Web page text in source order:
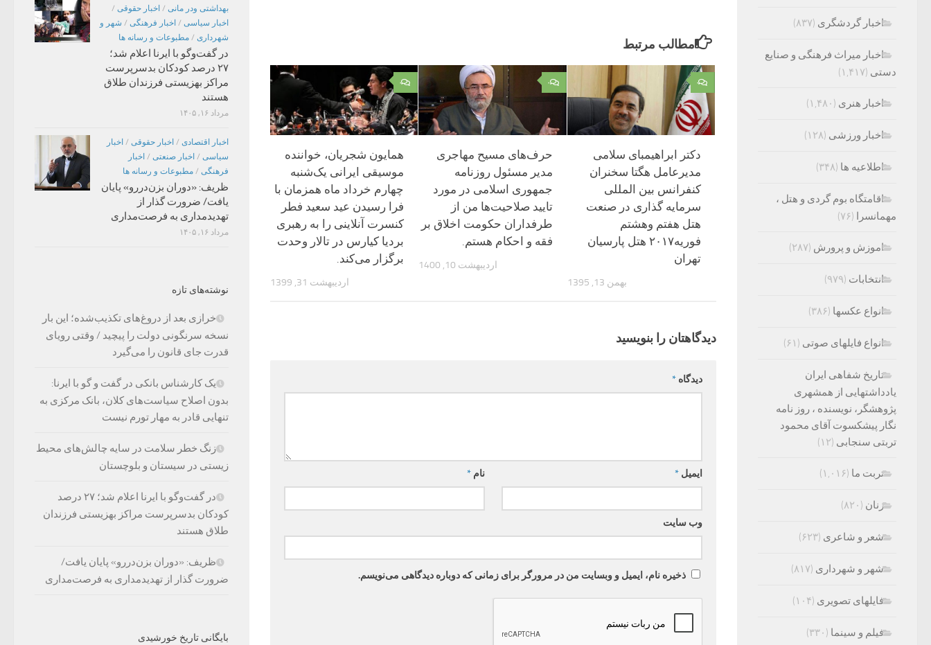
مطالب مرتبط
۰
همایون شجریان، خواننده
موسیقی ایرانی یک‌شنبه
چهارم خرداد ماه همزمان با
فرا رسیدن عید سعید فطر
کنسرت آنلاینی را به رهبری
بردیا کیارس در تالار وحدت
برگزار می‌کند.‌
اردیبهشت 31, 1399
۰
حرف‌های مسیح مهاجری
مدیر مسئول روزنامه
جمهوری اسلامی در مورد
تایید صلاحیت‌ها من از
طرفداران حکومت اخلاق بر
فقه و احکام هستم.
اردیبهشت 10, 1400
۰
دکتر ابراهیمبای سلامی
مدیرعامل هگتا سخنران
کنفرانس بین المللی
سرمایه گذاری در صنعت
هتل هفتم وهشتم
فوریه۲۰۱۷ هتل پارسیان
تهران
بهمن 13, 1395
دیدگاهتان را بنویسید
دیدگاه *
نام* ایمیل *
وب‌ سایت
ذخیره نام، ایمیل و وبسایت من در مرورگر برای زمانی که دوباره دیدگاهی می‌نویسم.
بهداشتی ودر مانی / اخبار حقوقی /
اخبار سیاسی / اخبار فرهنگی / شهر و
شهرداری / مطبوعات و رسانه ها
در گفت‌وگو با ایرنا اعلام شد؛
۲۷ درصد کودکان بدسرپرست
مراکز بهزیستی فرزندان طلاق
هستند
مرداد ۱۶, ۱۴۰۵
اخبار اقتصادی / اخبار حقوقی / اخبار
سیاسی / اخبار صنعتی / اخبار
فرهنگی / مطبوعات و رسانه ها
ظریف: «دوران بزن‌دررو» پایان
یافت/ ضرورت گذار از
تهدیدمداری به فرصت‌مداری
مرداد ۱۶, ۱۴۰۵
نوشته‌های تازه
خرازی بعد از دروغ‌های تکذیب‌شده؛ این بار
نسخه سرنگونی دولت را پیچید / وقتی رویای
قدرت جای قانون را می‌گیرد
یک کارشناس بانکی در گفت و گو با ایرنا:
بدون اصلاح سیاست‌های کلان، بانک مرکزی به
تنهایی قادر به مهار تورم نیست
زنگ خطر سلامت در سایه چالش‌های محیط
زیستی در سیستان و بلوچستان
در گفت‌وگو با ایرنا اعلام شد؛ ۲۷ درصد
کودکان بدسرپرست مراکز بهزیستی فرزندان
طلاق هستند
ظریف: «دوران بزن‌دررو» پایان یافت/
ضرورت گذار از تهدیدمداری به فرصت‌مداری
بایگانی تاریخ خورشیدی
اخبار گردشگری (۸۳۷)
اخبار میراث فرهنگی و صنایع
دستی (۱,۴۱۷)
اخبار هنری (۱,۴۸۰)
اخبار ورزشی (۱۲۸)
اطلاعیه ها (۳۴۸)
اقامتگاه بوم گردی و هتل ،
مهمانسرا (۷۶)
اموزش و پرورش (۲۸۷)
انتخابات (۹۷۹)
انواع عکسها (۳۸۶)
انواع فایلهای صوتی (۶۱)
تاریخ شفاهی ایران
یادداشتهایی از همشهری
پژوهشگر، نویسنده ، روز نامه
نگار پیشکسوت آقای محمود
تربتی سنجابی (۱۲)
تربت ما (۱,۰۱۶)
زنان (۸۲۰)
شعر و شاعری (۶۲۳)
شهر و شهرداری (۸۱۷)
فایلهای تصویری (۱۰۴)
فیلم و سینما (۳۳۰)